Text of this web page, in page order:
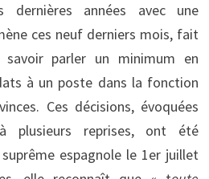
années avec une
ces neuf derniers mois, fait
savoir parler un minimum en
à un poste dans la fonction
Ces décisions, évoquées
plusieurs reprises, ont été
espagnole le 1er juillet